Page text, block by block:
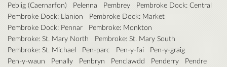
Peblig (Caernarfon)
Pelenna Pembrey
Pembroke Dock: Central
Pembroke Dock: Llanion
Pembroke Dock: Market
Pembroke Dock: Pennar
Pembroke: Monkton
Pembroke: St. Mary North
Pembroke: St. Mary South
Pembroke: St. Michael
Pen-parc Pen-y-fai
Pen-y-graig
Pen-y-waun
Penally Penbryn Penclawdd Penderry
Pendre